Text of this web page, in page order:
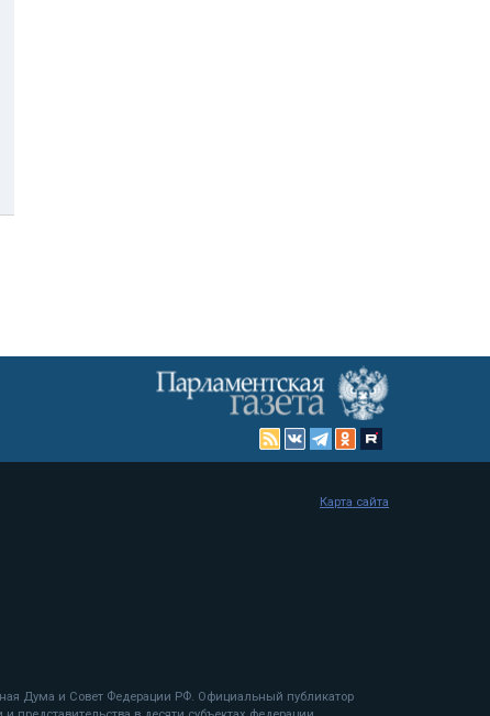
Дума и Совет Федерации РФ. Официальный публикатор
Карта сайта